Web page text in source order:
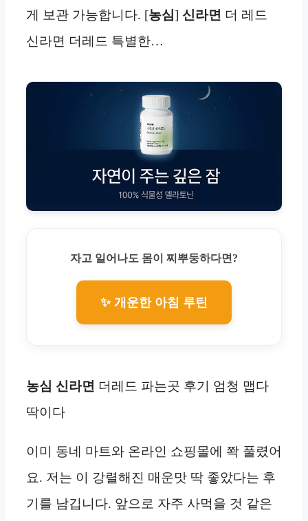
게 보관 가능합니다. [농심] 신라면 더 레드
신라면 더레드 특별한…
자고 일어나도 몸이 찌뿌둥하다면?
✨ 개운한 아침 루틴
농심 신라면 더레드 파는곳 후기 엄청 맵다
딱이다
이미 동네 마트와 온라인 쇼핑몰에 쫙 풀렸어
요. 저는 이 강렬해진 매운맛 딱 좋았다는 후
기를 남깁니다. 앞으로 자주 사먹을 것 같은